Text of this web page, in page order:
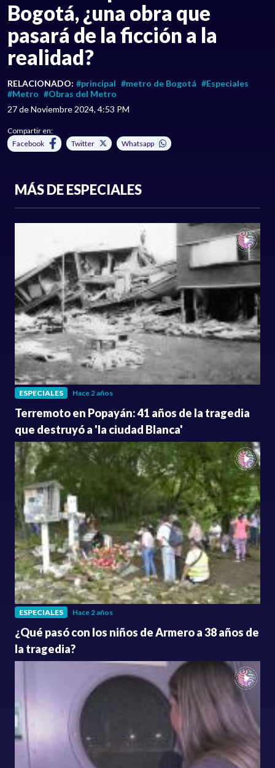
Bogotá, ¿una obra que
pasará de la ficción a la
realidad?
RELACIONADO: #principal #metro de Bogotá #Especiales
#Metro #Obras del Metro
27 de Noviembre 2024, 4:53 PM
Compartir en:
Facebook
Twitter Whatsapp
MÁS DE ESPECIALES
ESPECIALES Hace 2 años
Terremoto en Popayán: 41 años de la tragedia
que destruyó a 'la ciudad Blanca'
ESPECIALES Hace 2 años
¿Qué pasó con los niños de Armero a 38 años de
la tragedia?